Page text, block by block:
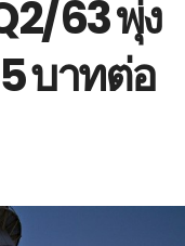
63 พุ่ง
บาทต่อ